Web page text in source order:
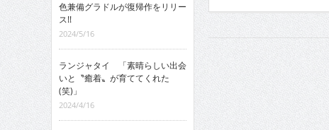
色兼備グラドルが復帰作をリリー
ス!!
2024/5/16
ランジャタイ 「素晴らしい出会
いと〝癒着〟が育ててくれた
(笑)」
2024/4/16